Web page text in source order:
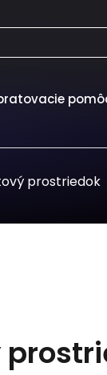
prostriedok